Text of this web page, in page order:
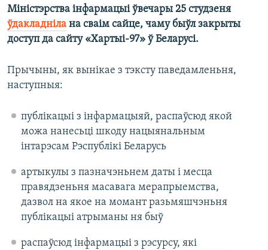
Міністэрства інфармацыі ўвечары 25 студзеня
ўдакладніла на сваім сайце, чаму быўл закрыты
доступ да сайту «Хартыі-97» ў Беларусі.
Прычыны, як вынікае з тэксту паведамленьня,
наступныя:
публікацыі з інфармацыяй, распаўсюд якой
можа нанесьці шкоду нацыянальным
інтарэсам Рэспублікі Беларусь
артыкулы з пазначэньнем даты і месца
правядзеньня масавага мерапрыемства,
дазвол на якое на момант разьмяшчэньня
публікацыі атрыманы ня быў
распаўсюд інфармацыі з рэсурсу, які